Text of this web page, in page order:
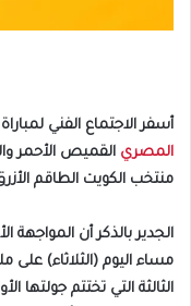
أسفر الاجتماع الفني
المصري القميص الأحمر
منتخب الكويت الطاقم
الجدير بالذكر أن
مساء اليوم (الثلاثاء)
الثالثة التي تختتم جولتها